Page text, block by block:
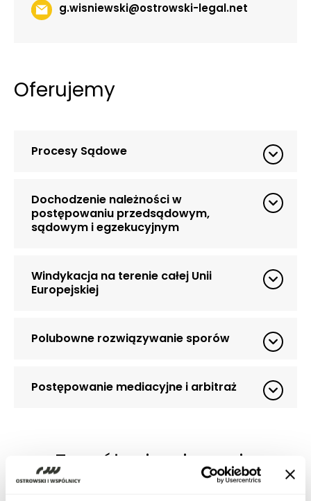
g.wisniewski@ostrowski-legal.net
Oferujemy
Procesy Sądowe
Dochodzenie należności w
postępowaniu przedsądowym,
sądowym i egzekucyjnym
Windykacja na terenie całej Unii
Europejskiej
Polubowne rozwiązywanie sporów
Postępowanie mediacyjne i arbitraż
Zespół zajmujący się
specjalizacją: